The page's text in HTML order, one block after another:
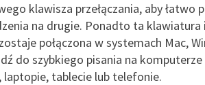
klawisza przełączania, aby łatwo
na drugie. Ponadto ta
połączona w systemach Mac,
do szybkiego pisania na komputerze
laptopie, tablecie lub telefonie.